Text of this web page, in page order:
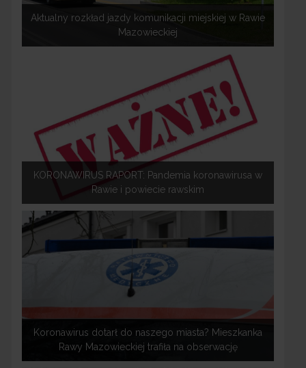
Aktualny rozkład jazdy komunikacji miejskiej w Rawie
Mazowieckiej
KORONAWIRUS RAPORT: Pandemia koronawirusa w
Rawie i powiecie rawskim
Koronawirus dotarł do naszego miasta? Mieszkanka
Rawy Mazowieckiej trafiła na obserwację